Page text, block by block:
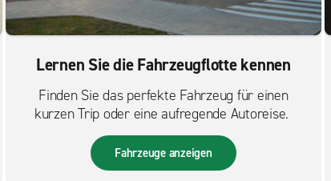
Lernen Sie die Fahrzeugflotte kennen
Finden Sie das perfekte Fahrzeug für einen
kurzen Trip oder eine aufregende Autoreise.
Fahrzeuge anzeigen